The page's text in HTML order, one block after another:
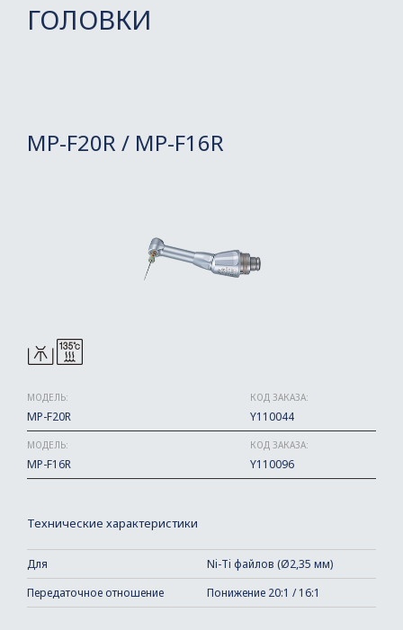
ГОЛОВКИ
MP-F20R / MP-F16R
МОДЕЛЬ:
MP-F20R
КОД ЗАКАЗА:
Y110044
МОДЕЛЬ:
MP-F16R
КОД ЗАКАЗА:
Y110096
Технические характеристики
Для
Ni-Ti файлов (Ø2,35 мм)
Передаточное отношение
Понижение 20:1 / 16:1